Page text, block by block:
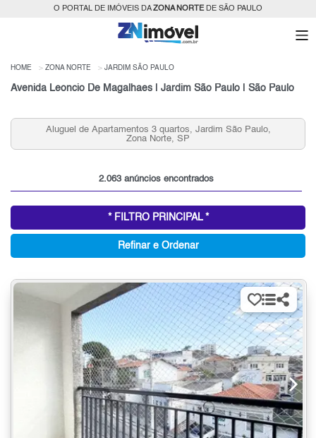
O PORTAL DE IMÓVEIS DAZONA NORTEDE SÃO PAULO
HOME ZONA NORTE JARDIM SÃO PAULO
Avenida Leoncio De Magalhaes | Jardim São Paulo | São Paulo
Condomínios Fechados 3 Quartos e 2 vagas Jardim São
Paulo para Venda, Zona Norte, SP
2.063 anúncios encontrados
* FILTRO PRINCIPAL *
Refinar e Ordenar